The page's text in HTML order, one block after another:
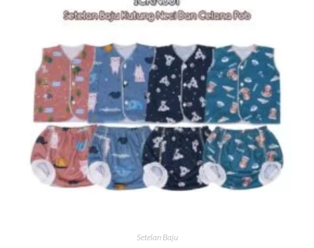
Setelan Baju